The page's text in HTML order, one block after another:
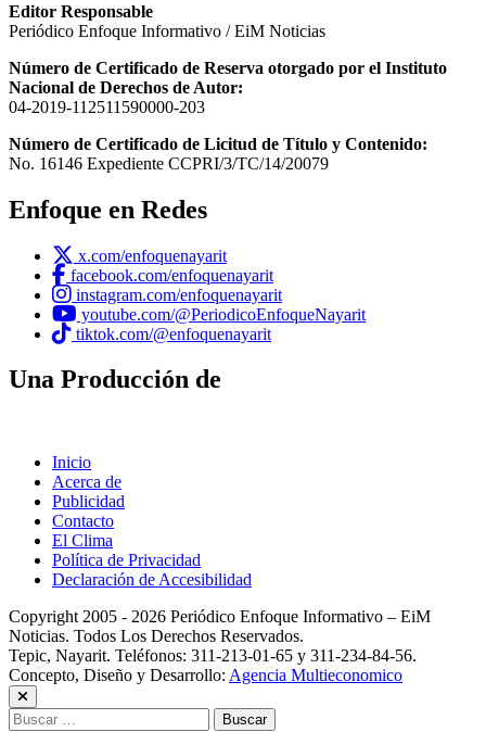
Editor Responsable
Periódico Enfoque Informativo / EiM Noticias
Número de Certificado de Reserva otorgado por el Instituto
Nacional de Derechos de Autor:
04-2019-112511590000-203
Número de Certificado de Licitud de Título y Contenido:
No. 16146 Expediente CCPRI/3/TC/14/20079
Enfoque en Redes
x.com/enfoquenayarit
facebook.com/enfoquenayarit
instagram.com/enfoquenayarit
youtube.com/@PeriodicoEnfoqueNayarit
tiktok.com/@enfoquenayarit
Una Producción de
Inicio
Acerca de
Publicidad
Contacto
El Clima
Política de Privacidad
Declaración de Accesibilidad
Copyright 2005 - 2026 Periódico Enfoque Informativo – EiM
Noticias. Todos Los Derechos Reservados.
Tepic, Nayarit. Teléfonos: 311-213-01-65 y 311-234-84-56.
Concepto, Diseño y Desarrollo: Agencia Multieconomico
Buscar: